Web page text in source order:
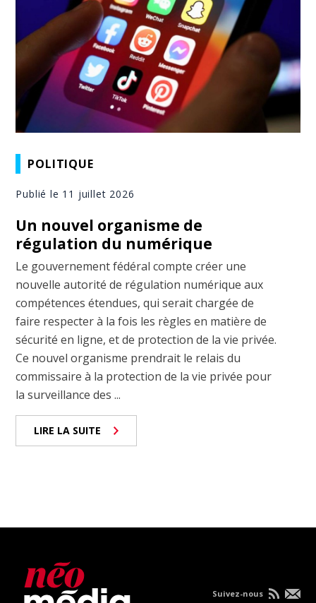
POLITIQUE
Publié le 11 juillet 2026
Un nouvel organisme de
régulation du numérique
Le gouvernement fédéral compte créer une
nouvelle autorité de régulation numérique aux
compétences étendues, qui serait chargée de
faire respecter à la fois les règles en matière de
sécurité en ligne, et de protection de la vie privée.
Ce nouvel organisme prendrait le relais du
commissaire à la protection de la vie privée pour
la surveillance des ...
LIRE LA SUITE
Suivez-nous